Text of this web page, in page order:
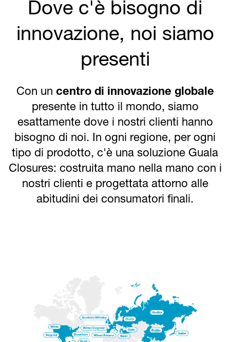
Dove c'è bisogno di
innovazione, noi siamo
presenti
Con un centro di innovazione globale
presente in tutto il mondo, siamo
esattamente dove i nostri clienti hanno
bisogno di noi. In ogni regione, per ogni
tipo di prodotto, c'è una soluzione Guala
Closures: costruita mano nella mano con i
nostri clienti e progettata attorno alle
abitudini dei consumatori finali.